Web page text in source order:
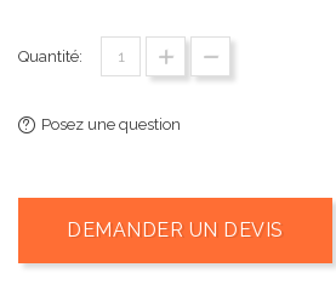
Quantité:
Posez une question
DEMANDER UN DEVIS